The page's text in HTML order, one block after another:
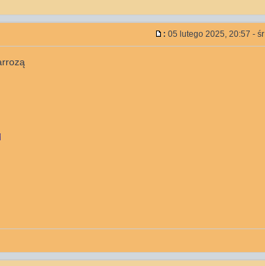
: 05 lutego 2025, 20:57 - śr